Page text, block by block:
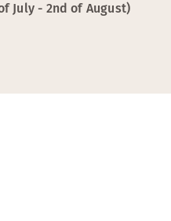
July - 2nd of August)